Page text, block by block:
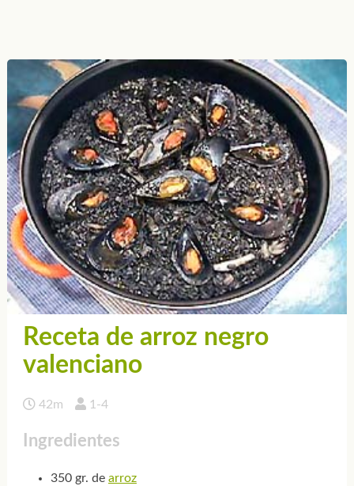
Receta de arroz negro
valenciano
42m 1-4
Ingredientes
350 gr. de arroz